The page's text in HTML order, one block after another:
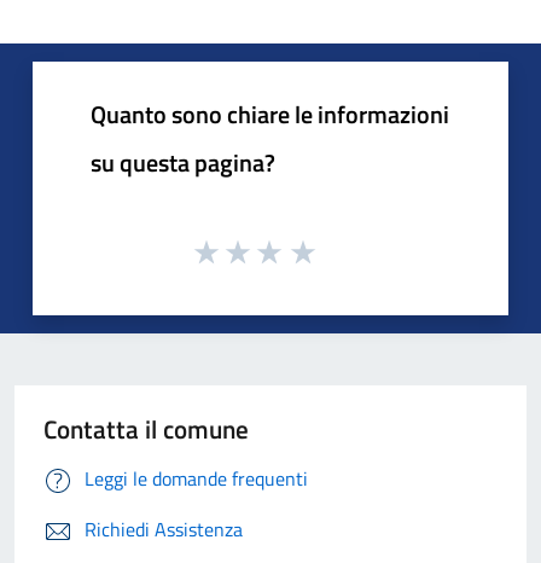
Quanto sono chiare le informazioni
su questa pagina?
Contatta il comune
Leggi le domande frequenti
Richiedi Assistenza